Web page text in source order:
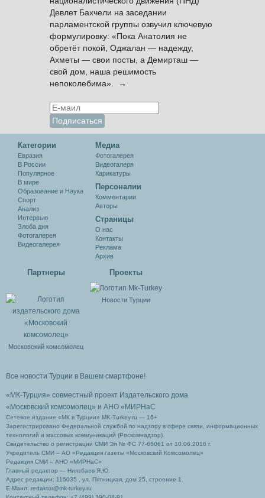
Девлет Бахчели на заседании
парламентской группы озвучил ключевую
формулировку: «Пока Анатолия не
обретёт покой, Оджалан — надежду,
Ахметы — свои посты, а Демирташ —
свой дом, наша решимость
непоколебима». →
Категории
Евразия
В России
Популярное
В мире
Образование и Наука
Спорт
Анализ
Интервью
Злоба дня
Фотогалерея
Видеогалерея
Медиа
Фотогалерея
Видеогалеря
Карикатуры
Персоналии
Комментарии
Авторы
Cтраницы
О нас
Контакты
Реклама
Архив
Партнеры
Московский комсомолец
Проекты
Новости Турции
Все новости Турции в Вашем смартфоне!
«МК-Турция» совместный проект Издательского дома
«Московский комсомолец» и АНО «МИРНаС
Сетевое издание «МК в Турции» MK-Turkey.ru — 16+
Зарегистрировано Федеральной службой по надзору в сфере связи, информационных
технологий и массовых коммуникаций (Роскомнадзор).
Свидетельство о регистрации СМИ Эл № ФС 77-66061 от 10.06.2016 г.
Учредитель СМИ – АО «Редакция газеты «Московский Комсомолец»
Редакция СМИ – АНО «МИРНаС»
Главный редактор — Ниязбаев Я.Ю.
Адрес редакции: 115035 , ул. Пятницкая, дом 25, строение 1.
Е-Маил: redaktor@mk-turkey.ru